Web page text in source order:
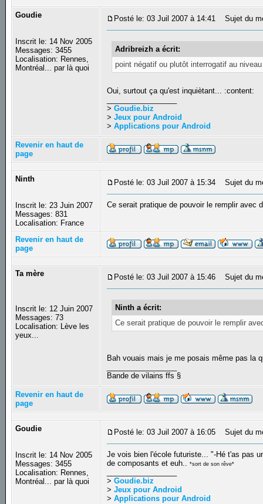
Goudie
Inscrit le: 14 Nov 2005
Messages: 3455
Localisation: Rennes,
Montréal... par là quoi
Posté le: 03 Juil 2007 à 14:41 Sujet du
Adribreizh a écrit:
point négatif ou plutôt interrogatif au
Oui, surtout ça qu'est inquiètant... :content:
>Goudie.biz
>Jeux pour Android
>Applications pour Android
Revenir en haut de
page
Ninth
Inscrit le: 23 Juin 2007
Messages: 831
Localisation: France
Posté le: 03 Juil 2007 à 15:34 Sujet du
Ce serait pratique de pouvoir le remplir
Revenir en haut de
page
Ta mère
Inscrit le: 12 Juin 2007
Messages: 73
Localisation: Lève les
yeux...
Posté le: 03 Juil 2007 à 15:46 Sujet du
Ninth a écrit:
Ce serait pratique de pouvoir le remplir
Bah vouais mais je me posais même pas la
Bande de vilains ffs §
Revenir en haut de
page
Goudie
Inscrit le: 14 Nov 2005
Messages: 3455
Localisation: Rennes,
Montréal... par là quoi
Posté le: 03 Juil 2007 à 16:05 Sujet du
Je vois bien l'école futuriste... "-Hé t'as pas
de composants et euh..*sort de son rêve*
>Goudie.biz
>Jeux pour Android
>Applications pour Android